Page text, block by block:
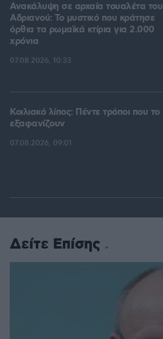
Ανακάλυψη σε αρχαία τουαλέτα του
Αδριανού: Το μυστικό που κράτησε
όρθια τα ρωμαϊκά κτίρια για 2.000
χρόνια
07.08.2026, 10:33
Κοιλιακό λίπος: Πέντε τρόποι που το
εξαφανίζουν
07.08.2026, 09:01
Δείτε Επίσης